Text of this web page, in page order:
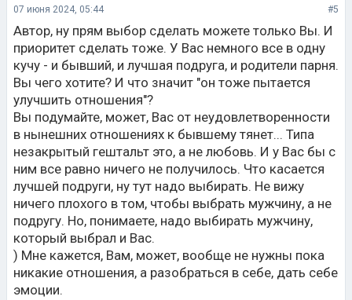
07 июня 2024, 05:44 #5
Автор, ну прям выбор сделать можете только Вы. И
приоритет сделать тоже. У Вас немного все в одну
кучу - и бывший, и лучшая подруга, и родители парня.
Вы чего хотите? И что значит "он тоже пытается
улучшить отношения"?
Вы подумайте, может, Вас от неудовлетворенности
в нынешних отношениях к бывшему тянет... Типа
незакрытый гештальт это, а не любовь. И у Вас бы с
ним все равно ничего не получилось. Что касается
лучшей подруги, ну тут надо выбирать. Не вижу
ничего плохого в том, чтобы выбрать мужчину, а не
подругу. Но, понимаете, надо выбирать мужчину,
который выбрал и Вас.
) Мне кажется, Вам, может, вообще не нужны пока
никакие отношения, а разобраться в себе, дать себе
эмоции.